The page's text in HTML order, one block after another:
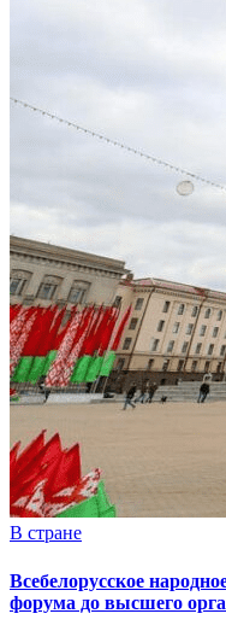
В стране
Всебелорусское
форума до высшего